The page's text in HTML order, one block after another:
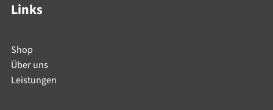
Links
Shop
Über uns
Leistungen